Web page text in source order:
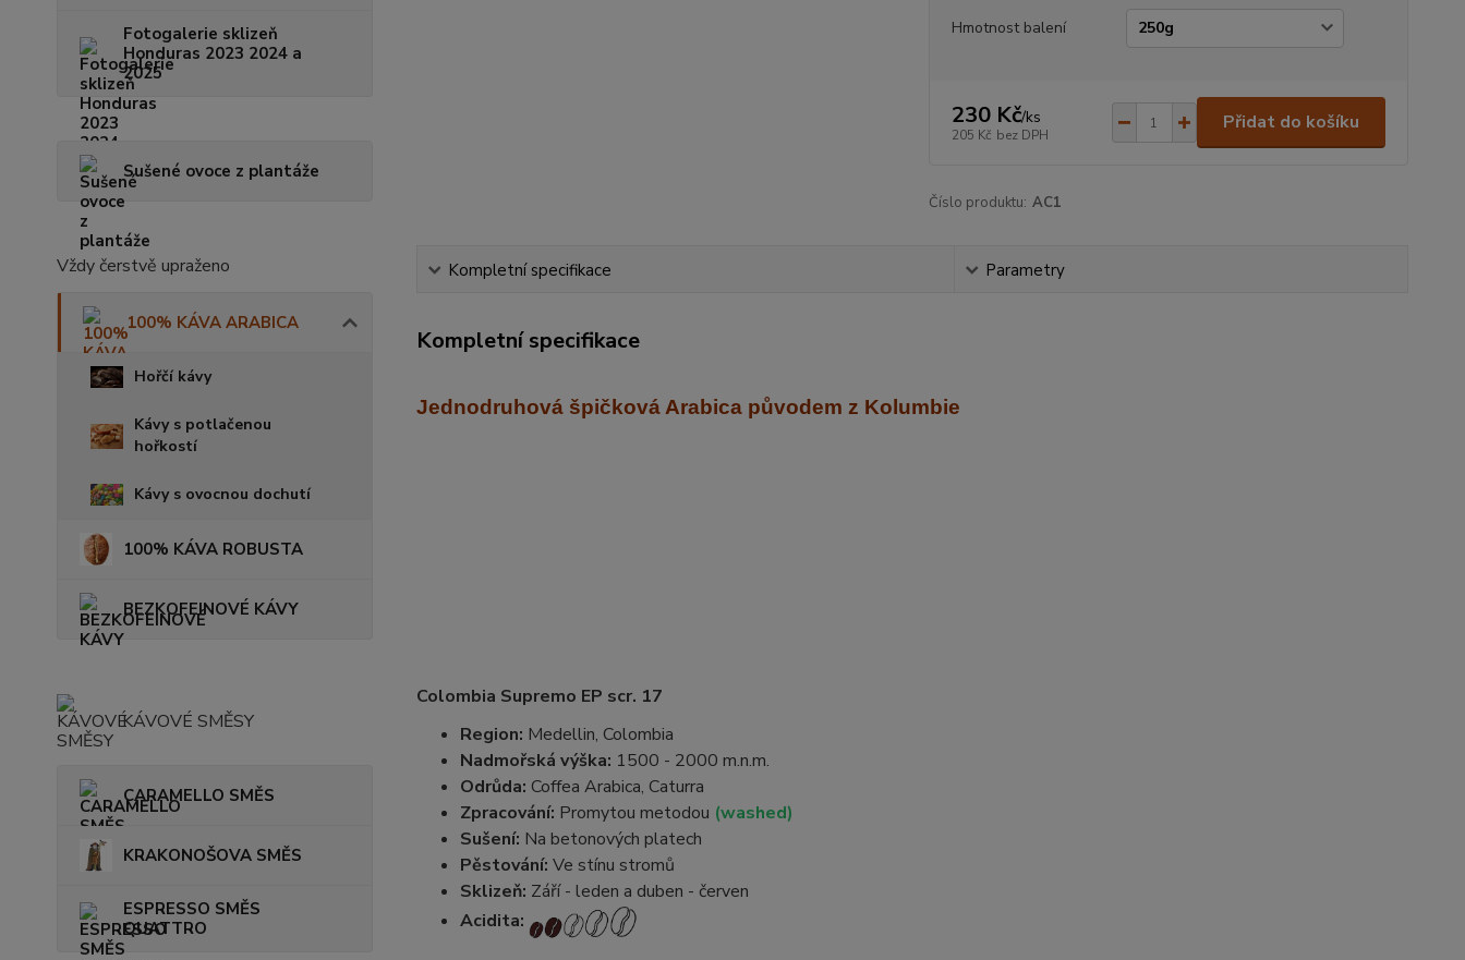
Fotogalerie sklizeň
Honduras 2023 2024 a
2025
Sušené ovoce z plantáže
Vždy čerstvě upraženo
100% KÁVA ARABICA
Hořčí kávy
Kávy s potlačenou
hořkostí
Kávy s ovocnou dochutí
100% KÁVA ROBUSTA
BEZKOFEINOVÉ KÁVY
KÁVOVÉ SMĚSY
CARAMELLO SMĚS
KRAKONOŠOVA SMĚS
ESPRESSO SMĚS
QUATTRO
Hmotnost balení
230 Kč/ks
205 Kč bez DPH
Přidat do košíku
Číslo produktu: AC1
Kompletní specifikace Parametry
Kompletní specifikace
Jednodruhová špičková Arabica původem z Kolumbie
Colombia Supremo EP scr. 17
Region: Medellin, Colombia
Nadmořská výška: 1500 - 2000 m.n.m.
Odrůda: Coffea Arabica, Caturra
Zpracování: Promytou metodou (washed)
Sušení: Na betonových platech
Pěstování: Ve stínu stromů
Sklizeň: Září - leden a duben - červen
Acidita: